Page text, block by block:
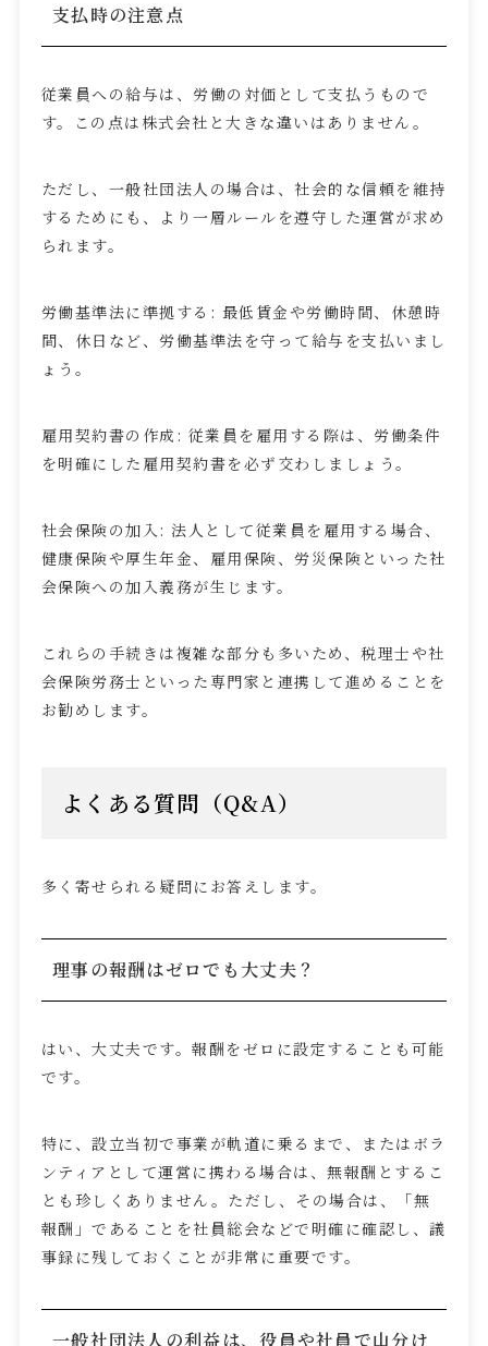
支払時の注意点
従業員への給与は、労働の対価として支払うもので
す。この点は株式会社と大きな違いはありません。
ただし、一般社団法人の場合は、社会的な信頼を維持
するためにも、より一層ルールを遵守した運営が求め
られます。
労働基準法に準拠する : 最低賃金や労働時間、休憩時
間、休日など、労働基準法を守って給与を支払いまし
ょう。
雇用契約書の作成 : 従業員を雇用する際は、労働条件
を明確にした雇用契約書を必ず交わしましょう。
社会保険の加入 :法人として従業員を雇用する場合、
健康保険や厚生年金、雇用保険、労災保険といった社
会保険への加入義務が生じます。
これらの手続きは複雑な部分も多いため、税理士や社
会保険労務士といった専門家と連携して進めることを
お勧めします。
よくある質問（Q&A）
多く寄せられる疑問にお答えします。
理事の報酬はゼロでも大丈夫？
はい、大丈夫です。報酬をゼロに設定することも可能
です。
特に、設立当初で事業が軌道に乗るまで、またはボラ
ンティアとして運営に携わる場合は、無報酬とするこ
とも珍しくありません。ただし、その場合は、「無
報酬」であることを社員総会などで明確に確認し、議
事録に残しておくことが非常に重要です。
一般社団法人の利益は、役員や社員で山分け